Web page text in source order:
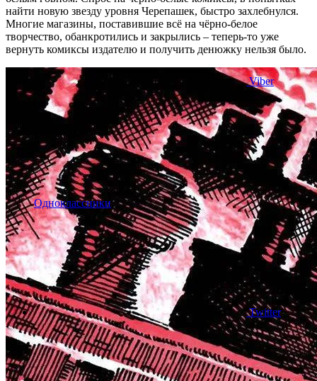
найти новую звезду уровня Черепашек, быстро захлебнулся.
Многие магазины, поставившие всё на чёрно-белое
творчество, обанкротились и закрылись – теперь-то уже
вернуть комиксы издателю и получить денюжку нельзя было.
Viber
Одноклассники
Twitter